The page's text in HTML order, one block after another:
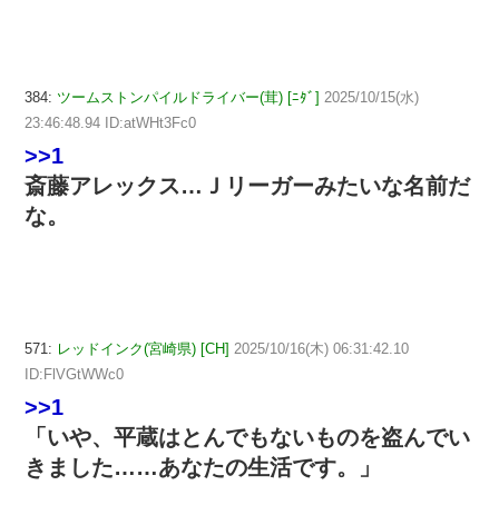
384: ツームストンパイルドライバー(茸) [ﾆﾀﾞ] 2025/10/15(水)
23:46:48.94 ID:atWHt3Fc0
>>1
斎藤アレックス…Ｊリーガーみたいな名前だ
な。
571: レッドインク(宮崎県) [CH] 2025/10/16(木) 06:31:42.10
ID:FlVGtWWc0
>>1
「いや、平蔵はとんでもないものを盗んでい
きました……あなたの生活です。」